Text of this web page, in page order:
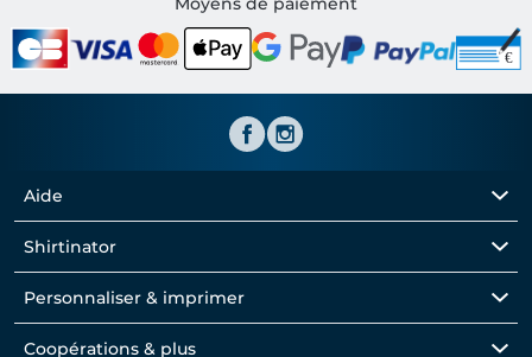
Aide
Shirtinator
Personnaliser & imprimer
Coopérations & plus